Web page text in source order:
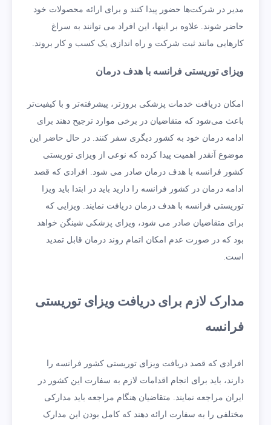
مدیر در شرکت‌ها حضور پیدا کنند و برای ارائه محصولات خود
حاضر شوند. علاوه بر اینها، این افراد می توانند به سراغ
کارهایی مانند ثبت شرکت و راه اندازی یک کسب و کار بروند.
ویزای توریستی فرانسه با هدف درمان
امکان دریافت خدمات پزشکی بروزتر، پیشرفته‌تر و با کیفیت‌تر
باعث می‌شود که متقاضیان در برخی موارد ترجیح دهند برای
ادامه درمان خود به کشور دیگری سفر کنند. در حال حاضر این
موضوع آنقدر اهمیت پیدا کرده که نوعی از ویزای توریستی
کشور فرانسه با هدف درمان صادر می شود. افرادی که قصد
ادامه درمان در کشور فرانسه را دارید باید در ابتدا باید ویزا
توریستی فرانسه با هدف درمان دریافت نمایند. ویزایی که
برای متقاضیان صادر می شود، ویزای پزشکی شینگن خواهد
بود که در صورت عدم امکان اتمام روند درمان قابل تمدید
است.
مدارک لازم برای دریافت ویزای توریستی
فرانسه
افرادی که قصد دریافت ویزای توریستی کشور فرانسه را
دارند، باید برای انجام اقدامات لازم به سفارت این کشور در
ایران مراجعه نمایند. متقاضیان هنگام مراجعه باید مدارکی
مختلفی را به سفارت ارائه دهند که کامل بودن این مدارک